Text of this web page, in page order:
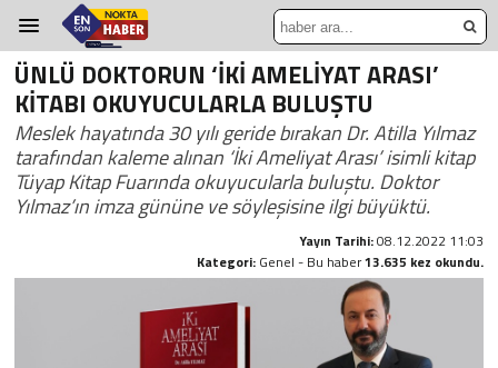
ÜNLÜ DOKTORUN ‘İKİ AMELİYAT ARASI’
KİTABI OKUYUCULARLA BULUŞTU
Meslek hayatında 30 yılı geride bırakan Dr. Atilla Yılmaz
tarafından kaleme alınan ‘İki Ameliyat Arası’ isimli kitap
Tüyap Kitap Fuarında okuyucularla buluştu. Doktor
Yılmaz’ın imza gününe ve söyleşisine ilgi büyüktü.
Yayın Tarihi:08.12.2022 11:03
Kategori: Genel - Bu haber13.635 kez okundu.